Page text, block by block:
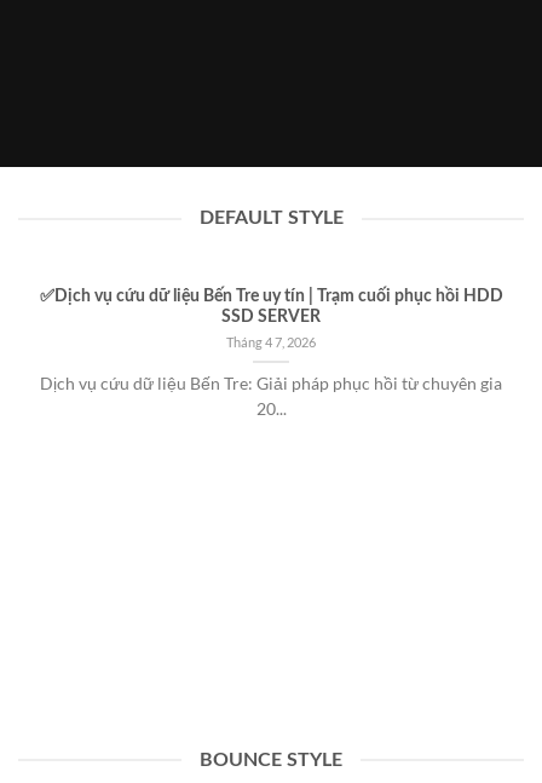
DEFAULT STYLE
✅Dịch vụ cứu dữ liệu Bến Tre uy tín | Trạm cuối phục hồi HDD
SSD SERVER
Tháng 4 7, 2026
Dịch vụ cứu dữ liệu Bến Tre: Giải pháp phục hồi từ chuyên gia
20...
BOUNCE STYLE